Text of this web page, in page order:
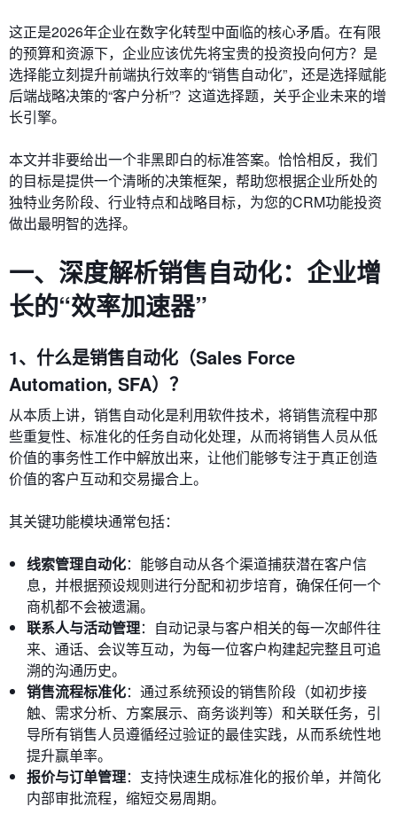
这正是2026年企业在数字化转型中面临的核心矛盾。在有限
的预算和资源下，企业应该优先将宝贵的投资投向何方？是
选择能立刻提升前端执行效率的“销售自动化”，还是选择赋能
后端战略决策的“客户分析”？这道选择题，关乎企业未来的增
长引擎。
本文并非要给出一个非黑即白的标准答案。恰恰相反，我们
的目标是提供一个清晰的决策框架，帮助您根据企业所处的
独特业务阶段、行业特点和战略目标，为您的CRM功能投资
做出最明智的选择。
一、深度解析销售自动化：企业增
长的“效率加速器”
1、什么是销售自动化（Sales Force
Automation, SFA）？
从本质上讲，销售自动化是利用软件技术，将销售流程中那
些重复性、标准化的任务自动化处理，从而将销售人员从低
价值的事务性工作中解放出来，让他们能够专注于真正创造
价值的客户互动和交易撮合上。
其关键功能模块通常包括：
线索管理自动化：能够自动从各个渠道捕获潜在客户信
息，并根据预设规则进行分配和初步培育，确保任何一个
商机都不会被遗漏。
联系人与活动管理：自动记录与客户相关的每一次邮件往
来、通话、会议等互动，为每一位客户构建起完整且可追
溯的沟通历史。
销售流程标准化：通过系统预设的销售阶段（如初步接
触、需求分析、方案展示、商务谈判等）和关联任务，引
导所有销售人员遵循经过验证的最佳实践，从而系统性地
提升赢单率。
报价与订单管理：支持快速生成标准化的报价单，并简化
内部审批流程，缩短交易周期。